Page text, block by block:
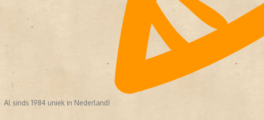
Al sinds 1984 uniek in Nederland!